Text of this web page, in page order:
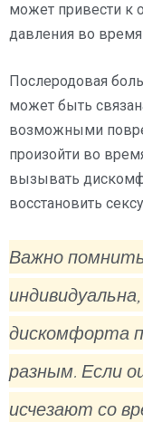
может привести к
давления во
Послеродовая
может быть
возможными
произойти во
вызывать
восстановить
Важно
дискомфорта
разным. Если
исчезают со